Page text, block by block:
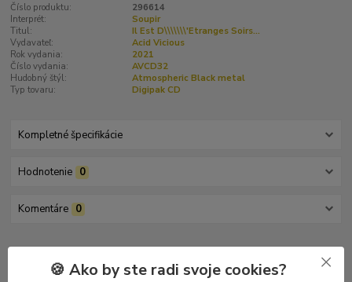
Číslo produktu:
296614
Interprét:
Soupir
Titul:
Il Est D\\\\\\\'Etranges Soirs...
Vydavateľ:
Acid Vicious
Rok vydania:
2021
Číslo vydania:
AVCD32
Hudobný štýl:
Atmospheric Black metal
Typ tovaru:
Digipak CD
Kompletné špecifikácie
Hodnotenie 0
Komentáre 0
🍪 Ako by ste radi svoje cookies?